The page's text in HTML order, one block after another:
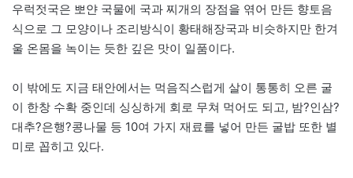
우럭젓국은 뽀얀 국물에 국과 찌개의 장점을 엮어 만든 향토음
식으로 그 모양이나 조리방식이 황태해장국과 비슷하지만 한겨
울 온몸을 녹이는 듯한 깊은 맛이 일품이다.
이 밖에도 지금 태안에서는 먹음직스럽게 살이 통통히 오른 굴
이 한창 수확 중인데 싱싱하게 회로 무쳐 먹어도 되고, 밤?인삼?
대추?은행?콩나물 등 10여 가지 재료를 넣어 만든 굴밥 또한 별
미로 꼽히고 있다.